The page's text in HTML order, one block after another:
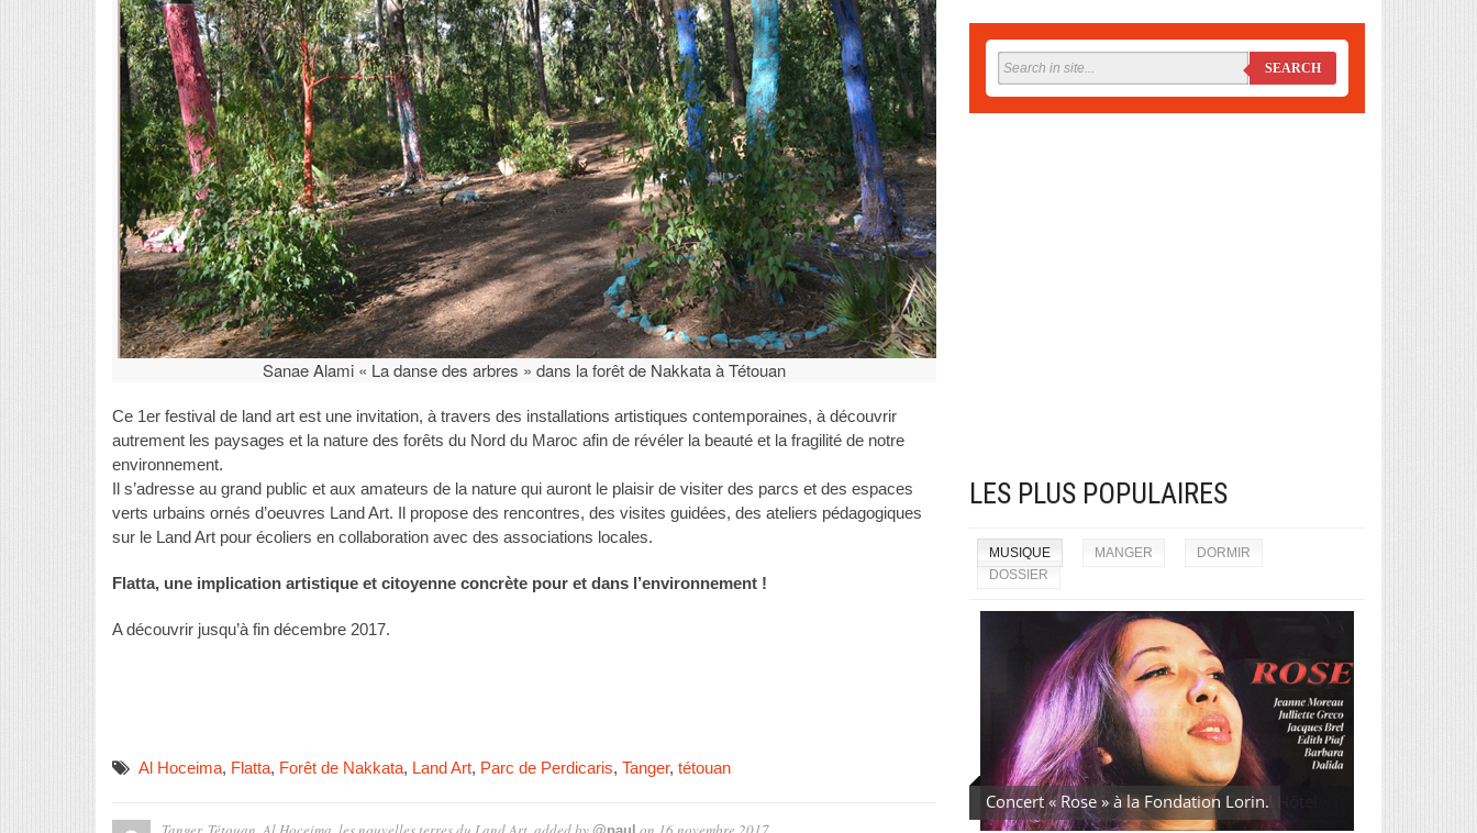
Sanae Alami « La danse des arbres » dans la forêt de Nakkata à Tétouan
Ce 1er festival de land art est une invitation, à travers des installations artistiques contemporaines, à découvrir
autrement les paysages et la nature des forêts du Nord du Maroc afin de révéler la beauté et la fragilité de notre
environnement.
Il s’adresse au grand public et aux amateurs de la nature qui auront le plaisir de visiter des parcs et des espaces
verts urbains ornés d’oeuvres Land Art. Il propose des rencontres, des visites guidées, des ateliers pédagogiques
sur le Land Art pour écoliers en collaboration avec des associations locales.
Flatta, une implication artistique et citoyenne concrète pour et dans l’environnement !
A découvrir jusqu’à fin décembre 2017.
Al Hoceima, Flatta, Forêt de Nakkata, Land Art, Parc de Perdicaris, Tanger, tétouan
@paul
SEARCH
LES PLUS POPULAIRES
MUSIQUE MANGER
DORMIR
DOSSIER
Concert « Rose » à la Fondation Lorin.